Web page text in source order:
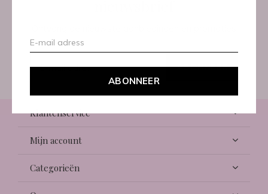
ABONNEER
ABONNEER
Klantenservice
Mijn account
Categorieën